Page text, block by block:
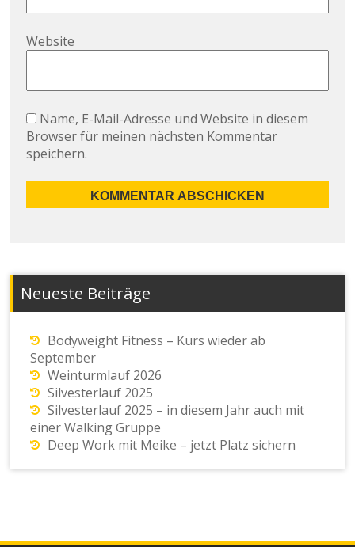
Website
Name, E-Mail-Adresse und Website in diesem
Browser für meinen nächsten Kommentar
speichern.
Neueste Beiträge
Bodyweight Fitness – Kurs wieder ab
September
Weinturmlauf 2026
Silvesterlauf 2025
Silvesterlauf 2025 – in diesem Jahr auch mit
einer Walking Gruppe
Deep Work mit Meike – jetzt Platz sichern